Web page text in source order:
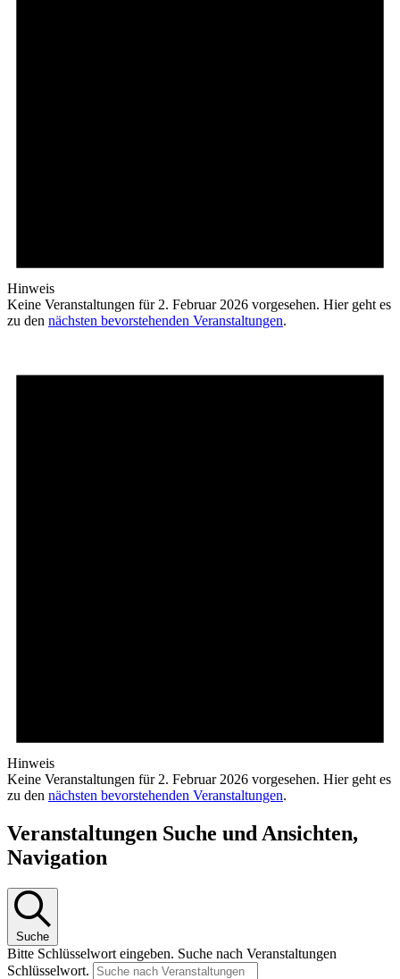
Hinweis
Keine Veranstaltungen für 2. Februar 2026 vorgesehen. Hier geht es
zu den nächsten bevorstehenden Veranstaltungen.
Hinweis
Keine Veranstaltungen für 2. Februar 2026 vorgesehen. Hier geht es
zu den nächsten bevorstehenden Veranstaltungen.
Veranstaltungen Suche und Ansichten,
Navigation
Suche
Bitte Schlüsselwort eingeben. Suche nach Veranstaltungen
Schlüsselwort.